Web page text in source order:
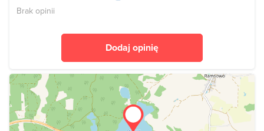
Brak opinii
Dodaj opinię